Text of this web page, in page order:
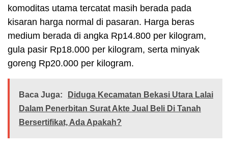
komoditas utama tercatat masih berada pada
kisaran harga normal di pasaran. Harga beras
medium berada di angka Rp14.800 per kilogram,
gula pasir Rp18.000 per kilogram, serta minyak
goreng Rp20.000 per kilogram.
Baca Juga:
Diduga Kecamatan Bekasi Utara Lalai
Dalam Penerbitan Surat Akte Jual Beli Di Tanah
Bersertifikat, Ada Apakah?